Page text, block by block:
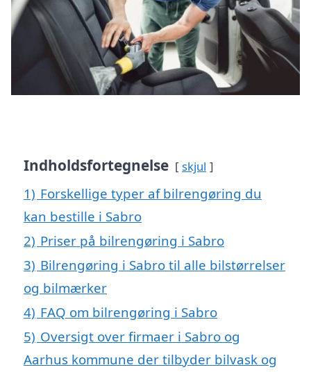
Indholdsfortegnelse skjul
1) Forskellige typer af bilrengøring du
kan bestille i Sabro
2) Priser på bilrengøring i Sabro
3) Bilrengøring i Sabro til alle bilstørrelser
og bilmærker
4) FAQ om bilrengøring i Sabro
5) Oversigt over firmaer i Sabro og
Aarhus kommune der tilbyder bilvask og